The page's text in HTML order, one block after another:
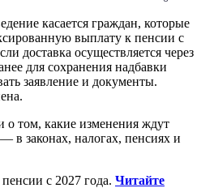
касается граждан, которые
выплату к пенсии с
доставка осуществляется через
для сохранения надбавки
заявление и документы.
том, какие изменения ждут
в законах, налогах, пенсиях и
с 2027 года. Читайте